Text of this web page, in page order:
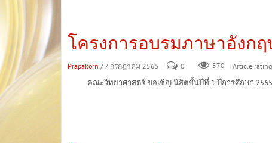
โครงการอบรมภาษาอังกฤ
Prapakorn / 7 กรกฎาคม 2565 0 570 Article
คณะวิทยาศาสตร์ ขอเชิญ นิสิตชั้นปีที่ 1 ปีการศึกษา 2565 คณ